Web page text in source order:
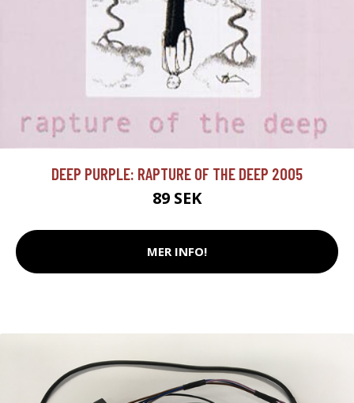
DEEP PURPLE: RAPTURE OF THE DEEP 2005
89 SEK
MER INFO!